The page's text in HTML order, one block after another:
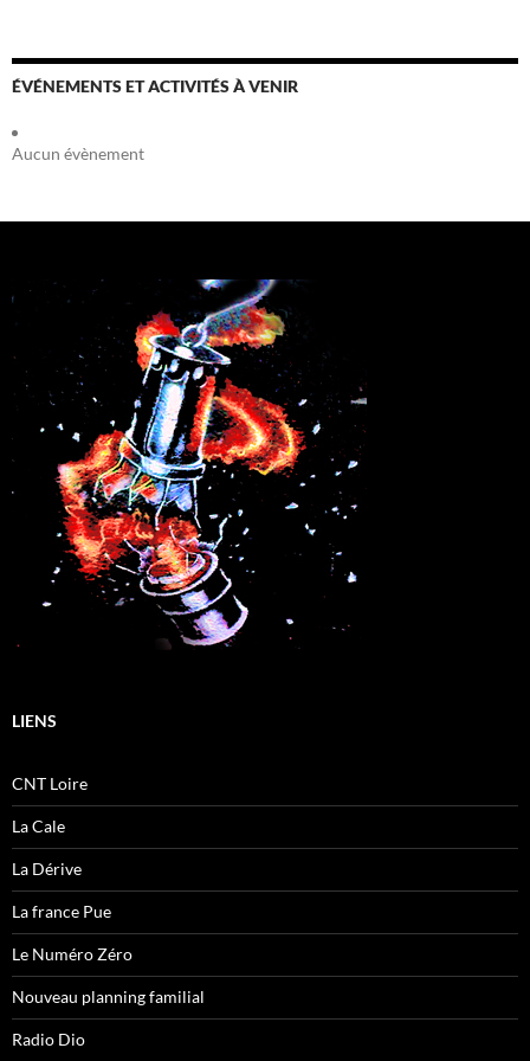
ÉVÉNEMENTS ET ACTIVITÉS À VENIR
Aucun évènement
LIENS
CNT Loire
La Cale
La Dérive
La france Pue
Le Numéro Zéro
Nouveau planning familial
Radio Dio